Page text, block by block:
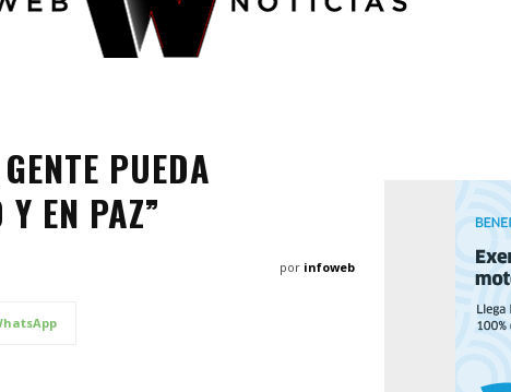
PUEDA
EN PAZ”
por infoweb